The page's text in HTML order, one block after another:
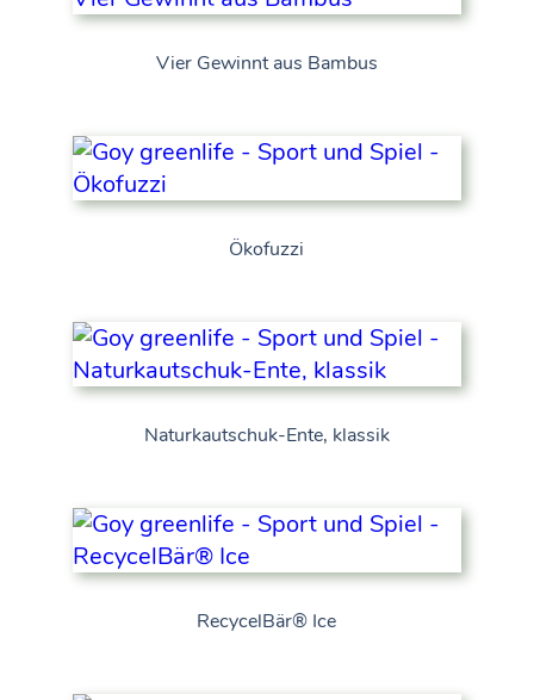
Vier Gewinnt aus Bambus
Ökofuzzi
Naturkautschuk-Ente, klassik
RecycelBär® Ice